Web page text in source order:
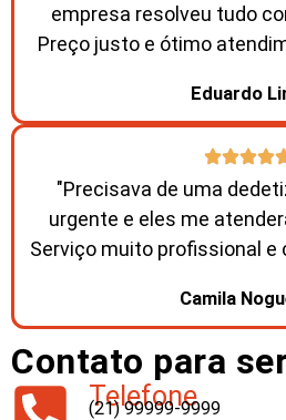
empresa resolveu tudo
Preço justo e ótimo
Eduardo
"Precisava de uma
urgente e eles me
Serviço muito profissional e
Camila
Contato para
Telefone
(21) 99999-9999